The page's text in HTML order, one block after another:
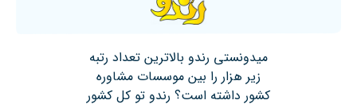
میدونستی رندو بالاترین تعداد رتبه
زیر هزار را بین موسسات مشاوره
کشور داشته است؟ رندو تو کل کشور